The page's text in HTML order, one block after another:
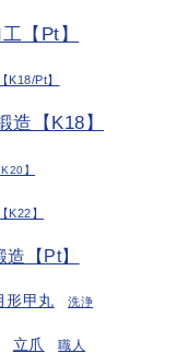
【Pt】
K18/Pt】
造【K18】
】
K22】
【Pt】
形甲丸 洗浄
立爪 職人